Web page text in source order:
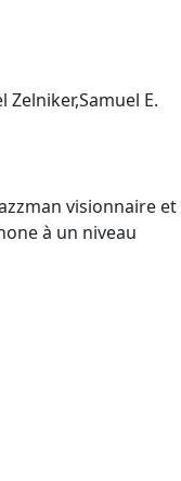
E.
visionnaire et
à un niveau